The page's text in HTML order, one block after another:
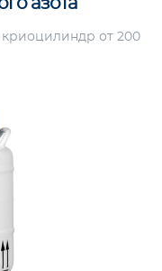
азота
от 200